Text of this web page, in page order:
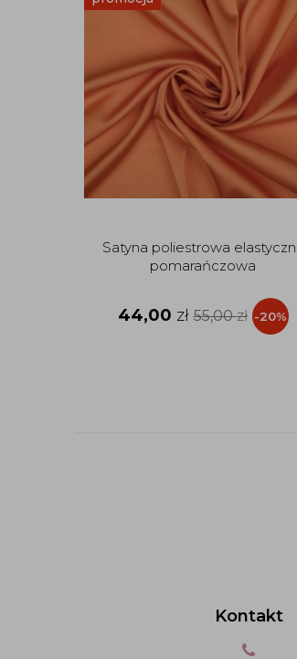
Satyna poliestrowa
pomarańczowa
44,00 zł 55,00zł -20%
Kontakt